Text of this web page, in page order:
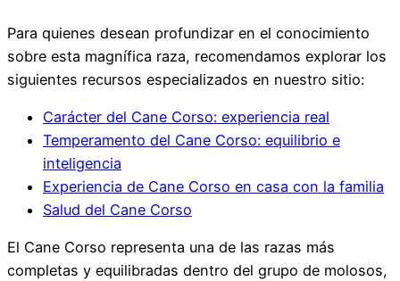
Para quienes desean profundizar en el conocimiento
sobre esta magnífica raza, recomendamos explorar los
siguientes recursos especializados en nuestro sitio:
Carácter del Cane Corso: experiencia real
Temperamento del Cane Corso: equilibrio e
inteligencia
Experiencia de Cane Corso en casa con la familia
Salud del Cane Corso
El Cane Corso representa una de las razas más
completas y equilibradas dentro del grupo de molosos,